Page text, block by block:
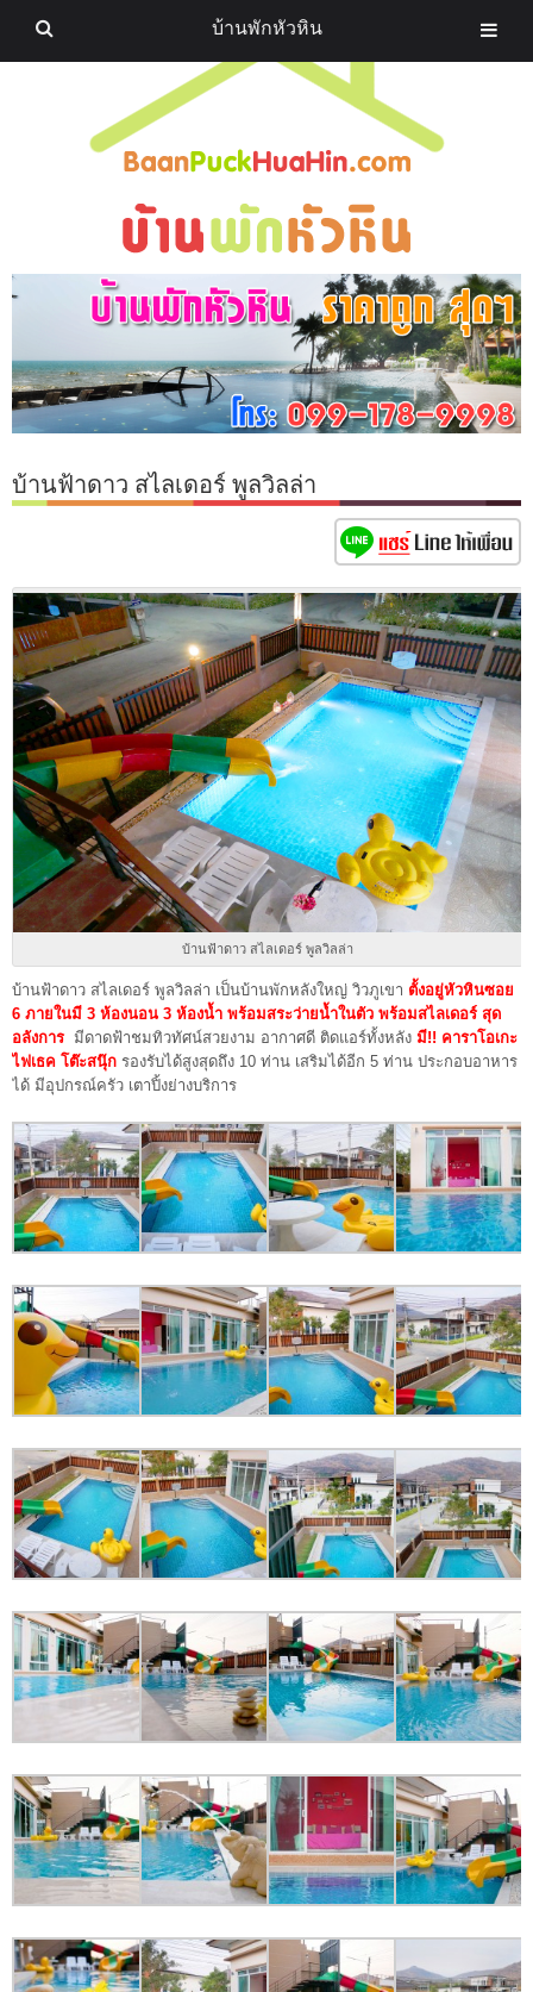
บ้านฟ้าดาว สไลเดอร์ พูลวิลล่า
บ้านฟ้าดาว สไลเดอร์ พูลวิลล่า
บ้านฟ้าดาว สไลเดอร์ พูลวิลล่า เป็นบ้านพักหลังใหญ่ วิวภูเขา ตั้งอยู่หัวหินซอย
6 ภายในมี 3 ห้องนอน 3 ห้องน้ำ พร้อมสระว่ายน้ำในตัว พร้อมสไลเดอร์ สุด
อลังการ มีดาดฟ้าชมทิวทัศน์สวยงาม อากาศดี ติดแอร์ทั้งหลัง มี!! คาราโอเกะ
ไฟเธค โต๊ะสนุ๊ก รองรับได้สูงสุดถึง 10 ท่าน เสริมได้อีก 5 ท่าน ประกอบอาหาร
ได้ มีอุปกรณ์ครัว เตาปิ้งย่างบริการ
บ้านพักหัวหิน